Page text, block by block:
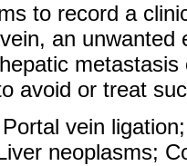
to record a
an
avoid or treat
Portal vein
neoplasms;